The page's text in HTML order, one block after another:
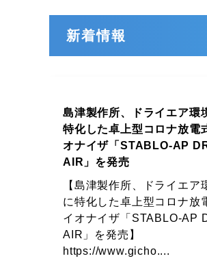
新着情報
島津製作所、ドライエア環
特化した卓上型コロナ放電
オナイザ「STABLO-AP
AIR」を発売
【島津製作所、ドライエア
に特化した卓上型コロナ放
イオナイザ「STABLO-AP
AIR」を発売】
https://www.gicho....